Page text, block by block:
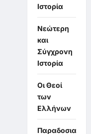
Ιστορία
Νεώτερη
και
Σύγχρονη
Ιστορία
Οι Θεοί
των
Ελλήνων
Παραδοσιακά